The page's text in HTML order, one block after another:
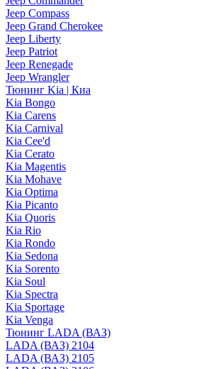
Jeep Compass
Jeep Grand Cherokee
Jeep Liberty
Jeep Patriot
Jeep Renegade
Jeep Wrangler
Тюнинг Kia | Киа
Kia Bongo
Kia Carens
Kia Carnival
Kia Cee'd
Kia Cerato
Kia Magentis
Kia Mohave
Kia Optima
Kia Picanto
Kia Quoris
Kia Rio
Kia Rondo
Kia Sedona
Kia Sorento
Kia Soul
Kia Spectra
Kia Sportage
Kia Venga
Тюнинг LADA (ВАЗ)
LADA (ВАЗ) 2104
LADA (ВАЗ) 2105